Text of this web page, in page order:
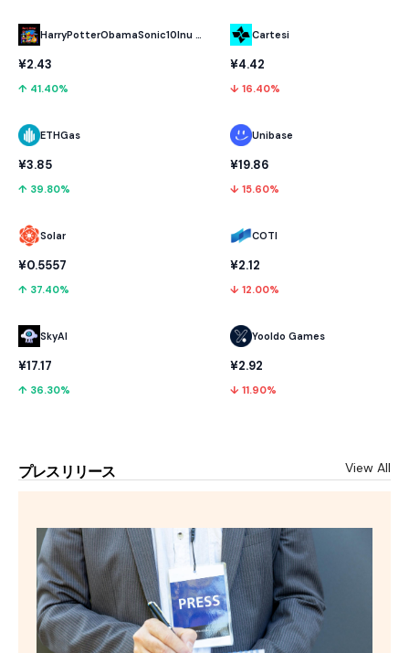
HarryPotterObamaSonic10Inu (ETH)
¥2.43
↑ 41.40%
ETHGas
¥3.85
↑ 39.80%
Solar
¥0.5557
↑ 37.40%
SkyAI
¥17.17
↑ 36.30%
Cartesi
¥4.42
↓ 16.40%
Unibase
¥19.86
↓ 15.60%
COTI
¥2.12
↓ 12.00%
Yooldo Games
¥2.92
↓ 11.90%
プレスリリース View All